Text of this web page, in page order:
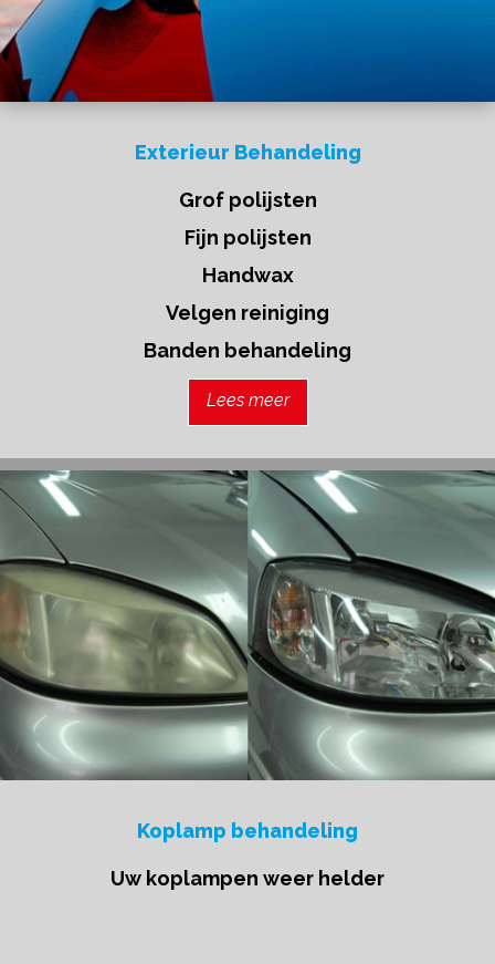
Exterieur Behandeling
Grof polijsten
Fijn polijsten
Handwax
Velgen reiniging
Banden behandeling
Lees meer
Koplamp behandeling
Uw koplampen weer helder